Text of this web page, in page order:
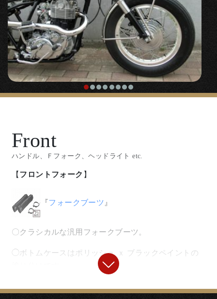
Front
ハンドル、Ｆフォーク、ヘッドライト etc.
【 フロントフォーク 】
『フォークブーツ 』
〇クラシカルな汎用フォークブーツ。
◯ボトムケースはポリッシュ ｘ ブラックペイントの
【フロントホイール】